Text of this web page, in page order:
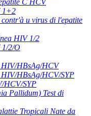
C HCV
1+2
u virus di l'epatite
HIV 1/2
1/2/O
HIV/HBsAg/HCV
HBsAg/HCV/SYP
HCV/SYP
Pallidum) Test di
Tropicali Nate da